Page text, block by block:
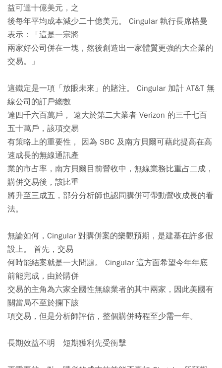
益可達十億美元，之
後每年平均成本減少二十億美元。 Cingular 執行長席格曼
表示：「這是一宗將
兩家好公司併在一塊，然後創造出一家體質更強的大企業的
交易。」
這鐵定是一項「放眼未來」的賭注。 Cingular 加計 AT&T 無
線公司的訂戶總數
達四千六百萬戶， 遠大於第二大業者 Verizon 的三千七百
五十萬戶，該項交易
有策略上的重要性， 因為 SBC 及南方貝爾可藉此提高在高
速成長的無線通訊產
業的市占率，南方貝爾目前營收中，無線業務比重占二成，
購併交易後，該比重
將升至三成五，部分分析師也認同購併可帶動營收成長的看
法。
無論如何，Cingular 對購併案的樂觀預期，是建基在許多假
設上。 首先，交易
何時能結案就是一大問題。 Cingular 這方面希望今年年底
前能完成，由於購併
交易的主角為六家全國性無線業者的其中兩家，因此美國有
關當局不至於攔下該
項交易，但是分析師評估，整個購併時程至少需一年。
長期效益不明 短期獲利先受衝擊